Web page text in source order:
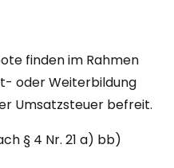
finden im Rahmen
oder Weiterbildung
Umsatzsteuer befreit.
§ 4 Nr. 21 a) bb)